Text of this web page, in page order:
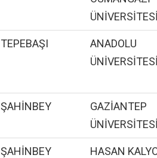
TEPEBAŞI
ANADOLU
ŞAHİNBEY
GAZİANTEP
ŞAHİNBEY
HASAN